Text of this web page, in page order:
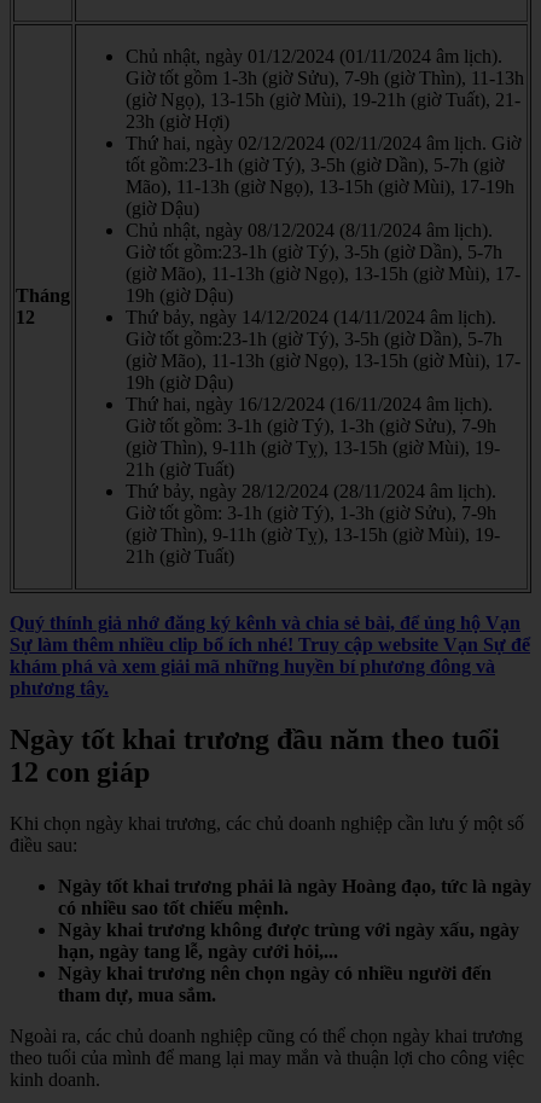
Tháng
12
Chủ nhật, ngày 01/12/2024 (01/11/2024 âm lịch).
Giờ tốt gồm 1-3h (giờ Sửu), 7-9h (giờ Thìn), 11-13h
(giờ Ngọ), 13-15h (giờ Mùi), 19-21h (giờ Tuất), 21-
23h (giờ Hợi)
Thứ hai, ngày 02/12/2024 (02/11/2024 âm lịch. Giờ
tốt gồm:23-1h (giờ Tý), 3-5h (giờ Dần), 5-7h (giờ
Mão), 11-13h (giờ Ngọ), 13-15h (giờ Mùi), 17-19h
(giờ Dậu)
Chủ nhật, ngày 08/12/2024 (8/11/2024 âm lịch).
Giờ tốt gồm:23-1h (giờ Tý), 3-5h (giờ Dần), 5-7h
(giờ Mão), 11-13h (giờ Ngọ), 13-15h (giờ Mùi), 17-
19h (giờ Dậu)
Thứ bảy, ngày 14/12/2024 (14/11/2024 âm lịch).
Giờ tốt gồm:23-1h (giờ Tý), 3-5h (giờ Dần), 5-7h
(giờ Mão), 11-13h (giờ Ngọ), 13-15h (giờ Mùi), 17-
19h (giờ Dậu)
Thứ hai, ngày 16/12/2024 (16/11/2024 âm lịch).
Giờ tốt gồm: 3-1h (giờ Tý), 1-3h (giờ Sửu), 7-9h
(giờ Thìn), 9-11h (giờ Tỵ), 13-15h (giờ Mùi), 19-
21h (giờ Tuất)
Thứ bảy, ngày 28/12/2024 (28/11/2024 âm lịch).
Giờ tốt gồm: 3-1h (giờ Tý), 1-3h (giờ Sửu), 7-9h
(giờ Thìn), 9-11h (giờ Tỵ), 13-15h (giờ Mùi), 19-
21h (giờ Tuất)
Quý thính giả nhớ đăng ký kênh và chia sẻ bài, để ủng hộ Vạn
Sự làm thêm nhiều clip bổ ích nhé! Truy cập website Vạn Sự để
khám phá và xem giải mã những huyền bí phương đông và
phương tây.
Ngày tốt khai trương đầu năm theo tuổi
12 con giáp
Khi chọn ngày khai trương, các chủ doanh nghiệp cần lưu ý một số
điều sau:
Ngày tốt khai trương phải là ngày Hoàng đạo, tức là ngày
có nhiều sao tốt chiếu mệnh.
Ngày khai trương không được trùng với ngày xấu, ngày
hạn, ngày tang lễ, ngày cưới hỏi,...
Ngày khai trương nên chọn ngày có nhiều người đến
tham dự, mua sắm.
Ngoài ra, các chủ doanh nghiệp cũng có thể chọn ngày khai trương
theo tuổi của mình để mang lại may mắn và thuận lợi cho công việc
kinh doanh.